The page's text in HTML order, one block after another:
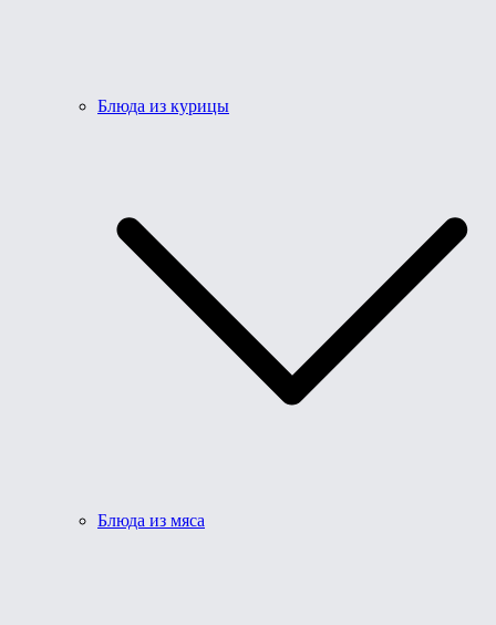
Блюда из курицы
Блюда из мяса